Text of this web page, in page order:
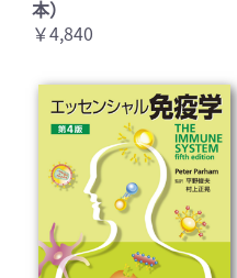
お買い物を続ける
本）
￥4,840